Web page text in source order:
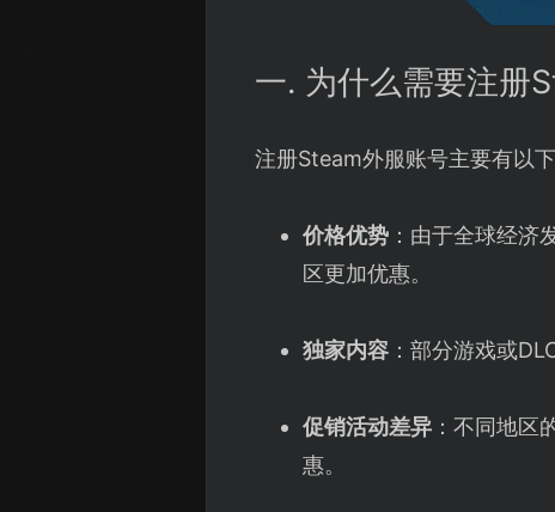
一. 为什么需要注册
注册Steam外服账号主要有以
价格优势：由于全球经济
区更加优惠。
独家内容：部分游戏或
促销活动差异：不同地区
惠。